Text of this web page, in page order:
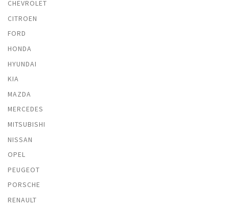
CHEVROLET
CITROEN
FORD
HONDA
HYUNDAI
KIA
MAZDA
MERCEDES
MITSUBISHI
NISSAN
OPEL
PEUGEOT
PORSCHE
RENAULT